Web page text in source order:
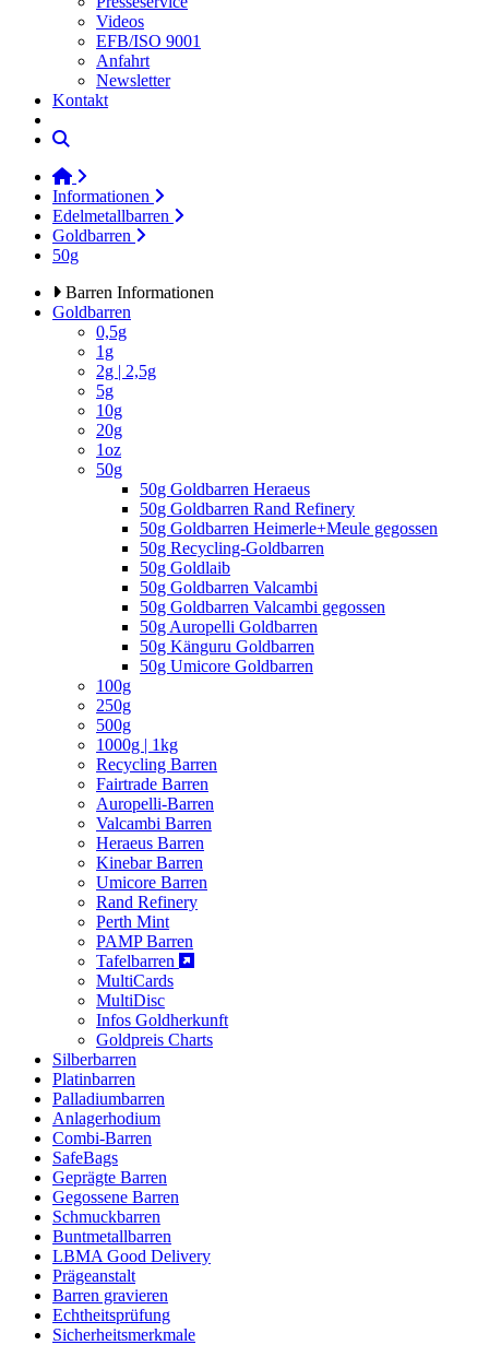
Videos
EFB/ISO 9001
Anfahrt
Newsletter
Kontakt
Informationen
Edelmetallbarren
Goldbarren
50g
Barren Informationen
Goldbarren
0,5g
1g
2g | 2,5g
5g
10g
20g
1oz
50g
50g Goldbarren Heraeus
50g Goldbarren Rand Refinery
50g Goldbarren Heimerle+Meule gegossen
50g Recycling-Goldbarren
50g Goldlaib
50g Goldbarren Valcambi
50g Goldbarren Valcambi gegossen
50g Auropelli Goldbarren
50g Känguru Goldbarren
50g Umicore Goldbarren
100g
250g
500g
1000g | 1kg
Recycling Barren
Fairtrade Barren
Auropelli-Barren
Valcambi Barren
Heraeus Barren
Kinebar Barren
Umicore Barren
Rand Refinery
Perth Mint
PAMP Barren
Tafelbarren
MultiCards
MultiDisc
Infos Goldherkunft
Goldpreis Charts
Silberbarren
Platinbarren
Palladiumbarren
Anlagerhodium
Combi-Barren
SafeBags
Geprägte Barren
Gegossene Barren
Schmuckbarren
Buntmetallbarren
LBMA Good Delivery
Prägeanstalt
Barren gravieren
Echtheitsprüfung
Sicherheitsmerkmale